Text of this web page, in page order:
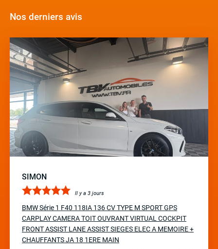
Nos derniers avis
SIMON
Il y a 3 jours
BMW Série 1 F40 118IA 136 CV TYPE M SPORT GPS
CARPLAY CAMERA TOIT OUVRANT VIRTUAL COCKPIT
FRONT ASSIST LANE ASSIST SIEGES ELEC A MEMOIRE +
CHAUFFANTS JA 18 1ERE MAIN